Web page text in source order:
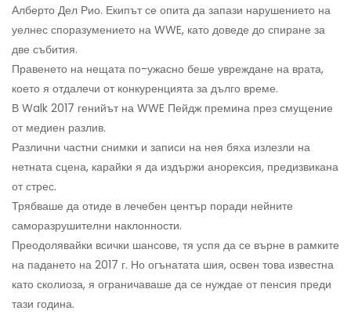
Алберто Дел Рио. Екипът се опита да запази нарушението на
уелнес споразумението на WWE, като доведе до спиране за
две събития.
Правенето на нещата по-ужасно беше увреждане на врата,
което я отдалечи от конкуренцията за дълго време.
В Walk 2017 генийът на WWE Пейдж премина през смущение
от медиен разлив.
Различни частни снимки и записи на нея бяха излезли на
нетната сцена, карайки я да издържи анорексия, предизвикана
от стрес.
Трябваше да отиде в лечебен център поради нейните
саморазрушителни наклонности.
Преодолявайки всички шансове, тя успя да се върне в рамките
на падането на 2017 г. Но огънатата шия, освен това известна
като сколиоза, я ограничаваше да се нуждае от пенсия преди
тази година.